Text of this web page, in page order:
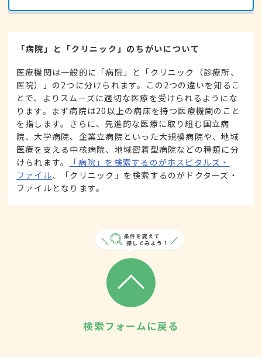
「病院」と「クリニック」のちがいについて
医療機関は一般的に「病院」と「クリニック（診療所、
医院）」の2つに分けられます。この2つの違いを知るこ
とで、よりスムーズに適切な医療を受けられるようにな
ります。まず病院は20以上の病床を持つ医療機関のこと
を指します。さらに、先進的な医療に取り組む国立病
院、大学病院、企業立病院といった大規模病院や、地域
医療を支える中核病院、地域密着型病院などの種類に分
けられます。
「病院」を検索するのがホスピタルズ・
ファイル、「クリニック」を検索するのがドクターズ・
ファイルとなります。
検索フォームに戻る